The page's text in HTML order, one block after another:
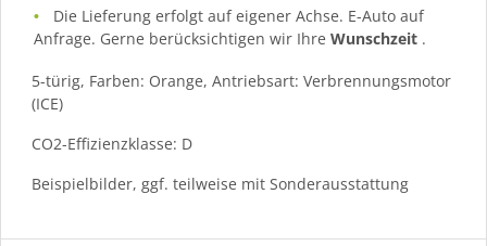
Die Lieferung erfolgt auf eigener Achse. E-Auto auf
Anfrage. Gerne berücksichtigen wir Ihre Wunschzeit .
5-türig, Farben: Orange, Antriebsart: Verbrennungsmotor
(ICE)
CO2-Effizienzklasse: D
Beispielbilder, ggf. teilweise mit Sonderausstattung